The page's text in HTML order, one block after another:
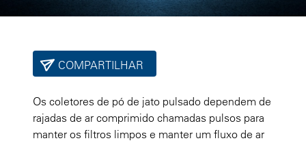
COMPARTILHAR
Os coletores de pó de jato pulsado dependem de
rajadas de ar comprimido chamadas pulsos para
manter os filtros limpos e manter um fluxo de ar